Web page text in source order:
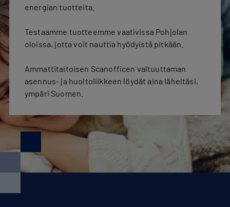
energian tuotteita.
Testaamme tuotteemme vaativissa Pohjolan
oloissa, jotta voit nauttia hyödyistä pitkään.
Ammattitaitoisen Scanofficen valtuuttaman
asennus- ja huoltoliikkeen löydät aina läheltäsi,
ympäri Suomen.